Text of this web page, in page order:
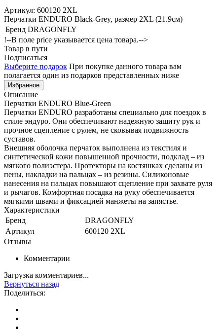
Артикул: 600120 2XL
Перчатки ENDURO Black-Grey, размер 2XL (21.9см)
Бренд DRAGONFLY
!--В поле price указывается цена товара.-->
Товар в пути
Подписаться
Выберите подарок При покупке данного товара вам
полагается один из подарков представленных ниже
Избранное
Описание
Перчатки ENDURO Blue-Green
Перчатки ENDURO разработаны специально для поездок в
стиле эндуро. Они обеспечивают надежную защиту рук и
прочное сцепление с рулем, не сковывая подвижность
суставов.
Внешняя оболочка перчаток выполнена из текстиля и
синтетической кожи повышенной прочности, подклад – из
мягкого полиэстера. Протекторы на костяшках сделаны из
пены, накладки на пальцах – из резины. Силиконовые
нанесения на пальцах повышают сцепление при захвате руля
и рычагов. Комфортная посадка на руку обеспечивается
мягкими швами и фиксацией манжеты на запястье.
Характеристики
Бренд
DRAGONFLY
Артикул
600120 2XL
Отзывы
Комментарии
Загрузка комментариев...
Вернуться назад
Поделиться: